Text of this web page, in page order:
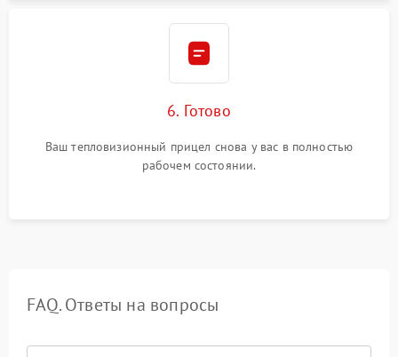
6. Готово
Ваш тепловизионный прицел снова у вас в полностью
рабочем состоянии.
FAQ. Ответы на вопросы